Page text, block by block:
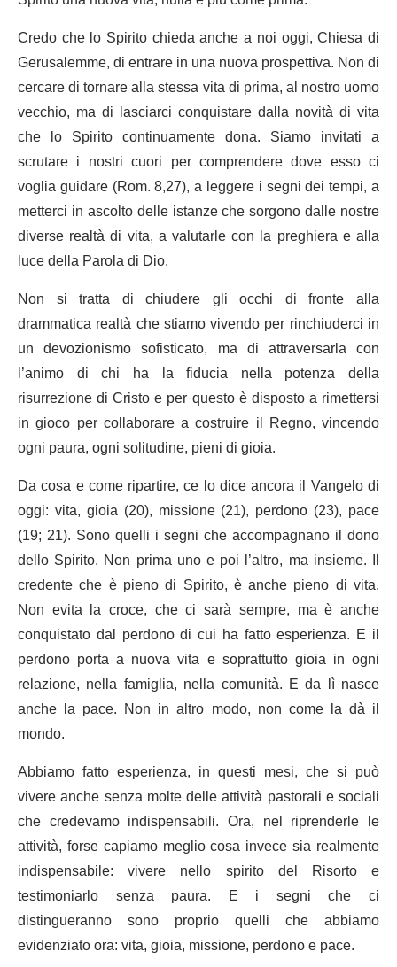
Credo che lo Spirito chieda anche a noi oggi, Chiesa di
Gerusalemme, di entrare in una nuova prospettiva. Non di
cercare di tornare alla stessa vita di prima, al nostro uomo
vecchio, ma di lasciarci conquistare dalla novità di vita
che lo Spirito continuamente dona. Siamo invitati a
scrutare i nostri cuori per comprendere dove esso ci
voglia guidare (Rom. 8,27), a leggere i segni dei tempi, a
metterci in ascolto delle istanze che sorgono dalle nostre
diverse realtà di vita, a valutarle con la preghiera e alla
luce della Parola di Dio.
Non si tratta di chiudere gli occhi di fronte alla
drammatica realtà che stiamo vivendo per rinchiuderci in
un devozionismo sofisticato, ma di attraversarla con
l’animo di chi ha la fiducia nella potenza della
risurrezione di Cristo e per questo è disposto a rimettersi
in gioco per collaborare a costruire il Regno, vincendo
ogni paura, ogni solitudine, pieni di gioia.
Da cosa e come ripartire, ce lo dice ancora il Vangelo di
oggi: vita, gioia (20), missione (21), perdono (23), pace
(19; 21). Sono quelli i segni che accompagnano il dono
dello Spirito. Non prima uno e poi l’altro, ma insieme. Il
credente che è pieno di Spirito, è anche pieno di vita.
Non evita la croce, che ci sarà sempre, ma è anche
conquistato dal perdono di cui ha fatto esperienza. E il
perdono porta a nuova vita e soprattutto gioia in ogni
relazione, nella famiglia, nella comunità. E da lì nasce
anche la pace. Non in altro modo, non come la dà il
mondo.
Abbiamo fatto esperienza, in questi mesi, che si può
vivere anche senza molte delle attività pastorali e sociali
che credevamo indispensabili. Ora, nel riprenderle le
attività, forse capiamo meglio cosa invece sia realmente
indispensabile: vivere nello spirito del Risorto e
testimoniarlo senza paura. E i segni che ci
distingueranno sono proprio quelli che abbiamo
evidenziato ora: vita, gioia, missione, perdono e pace.